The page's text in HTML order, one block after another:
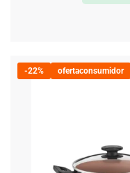
-22% ofertaconsumidor